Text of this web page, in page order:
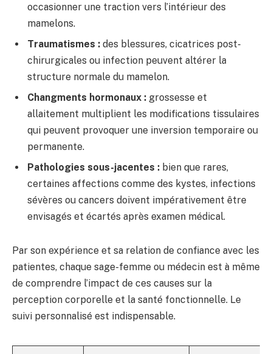
occasionner une traction vers l’intérieur des
mamelons.
Traumatismes : des blessures, cicatrices post-
chirurgicales ou infection peuvent altérer la
structure normale du mamelon.
Changments hormonaux : grossesse et
allaitement multiplient les modifications tissulaires
qui peuvent provoquer une inversion temporaire ou
permanente.
Pathologies sous-jacentes : bien que rares,
certaines affections comme des kystes, infections
sévères ou cancers doivent impérativement être
envisagés et écartés après examen médical.
Par son expérience et sa relation de confiance avec les
patientes, chaque sage-femme ou médecin est à même
de comprendre l’impact de ces causes sur la
perception corporelle et la santé fonctionnelle. Le
suivi personnalisé est indispensable.